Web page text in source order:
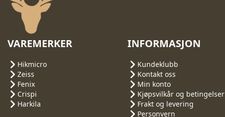
VAREMERKER
Hikmicro
Zeiss
Fenix
Crispi
Harkila
INFORMASJON
Kundeklubb
Kontakt oss
Min konto
Kjøpsvilkår og betingelser
Frakt og levering
Personvern